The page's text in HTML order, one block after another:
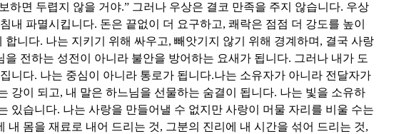
하면 두렵지 않을 거야.” 그러나 우상은 결코 만족을 주지 않습니다. 우상
내 파멸시킵니다. 돈은 끝없이 더 요구하고, 쾌락은 점점 더 강도를 높이
합니다. 나는 지키기 위해 싸우고, 빼앗기지 않기 위해 경계하며 , 결국 사랑
을 전하는 성전이 아니라 불안을 방어하는 요새가 됩니다. 그러나 내가 도
니다. 나는 중심이 아니라 통로가 됩니다.나는 소유자가 아니라 전달자가
강이 되고, 내 말은 하느님을 선물하는 숨결이 됩니다. 나는 빛을 소유하
있습니다. 나는 사랑을 만들어낼 수 없지만 사랑이 머물 자리를 비울 수는
내 몸을 재료로 내어 드리는 것, 그분의 진리에 내 시간을 섞어 드리는 것,